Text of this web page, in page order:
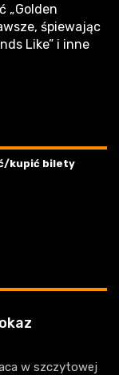
„Golden
śpiewając
Like” i inne
kupić bilety
w szczytowej